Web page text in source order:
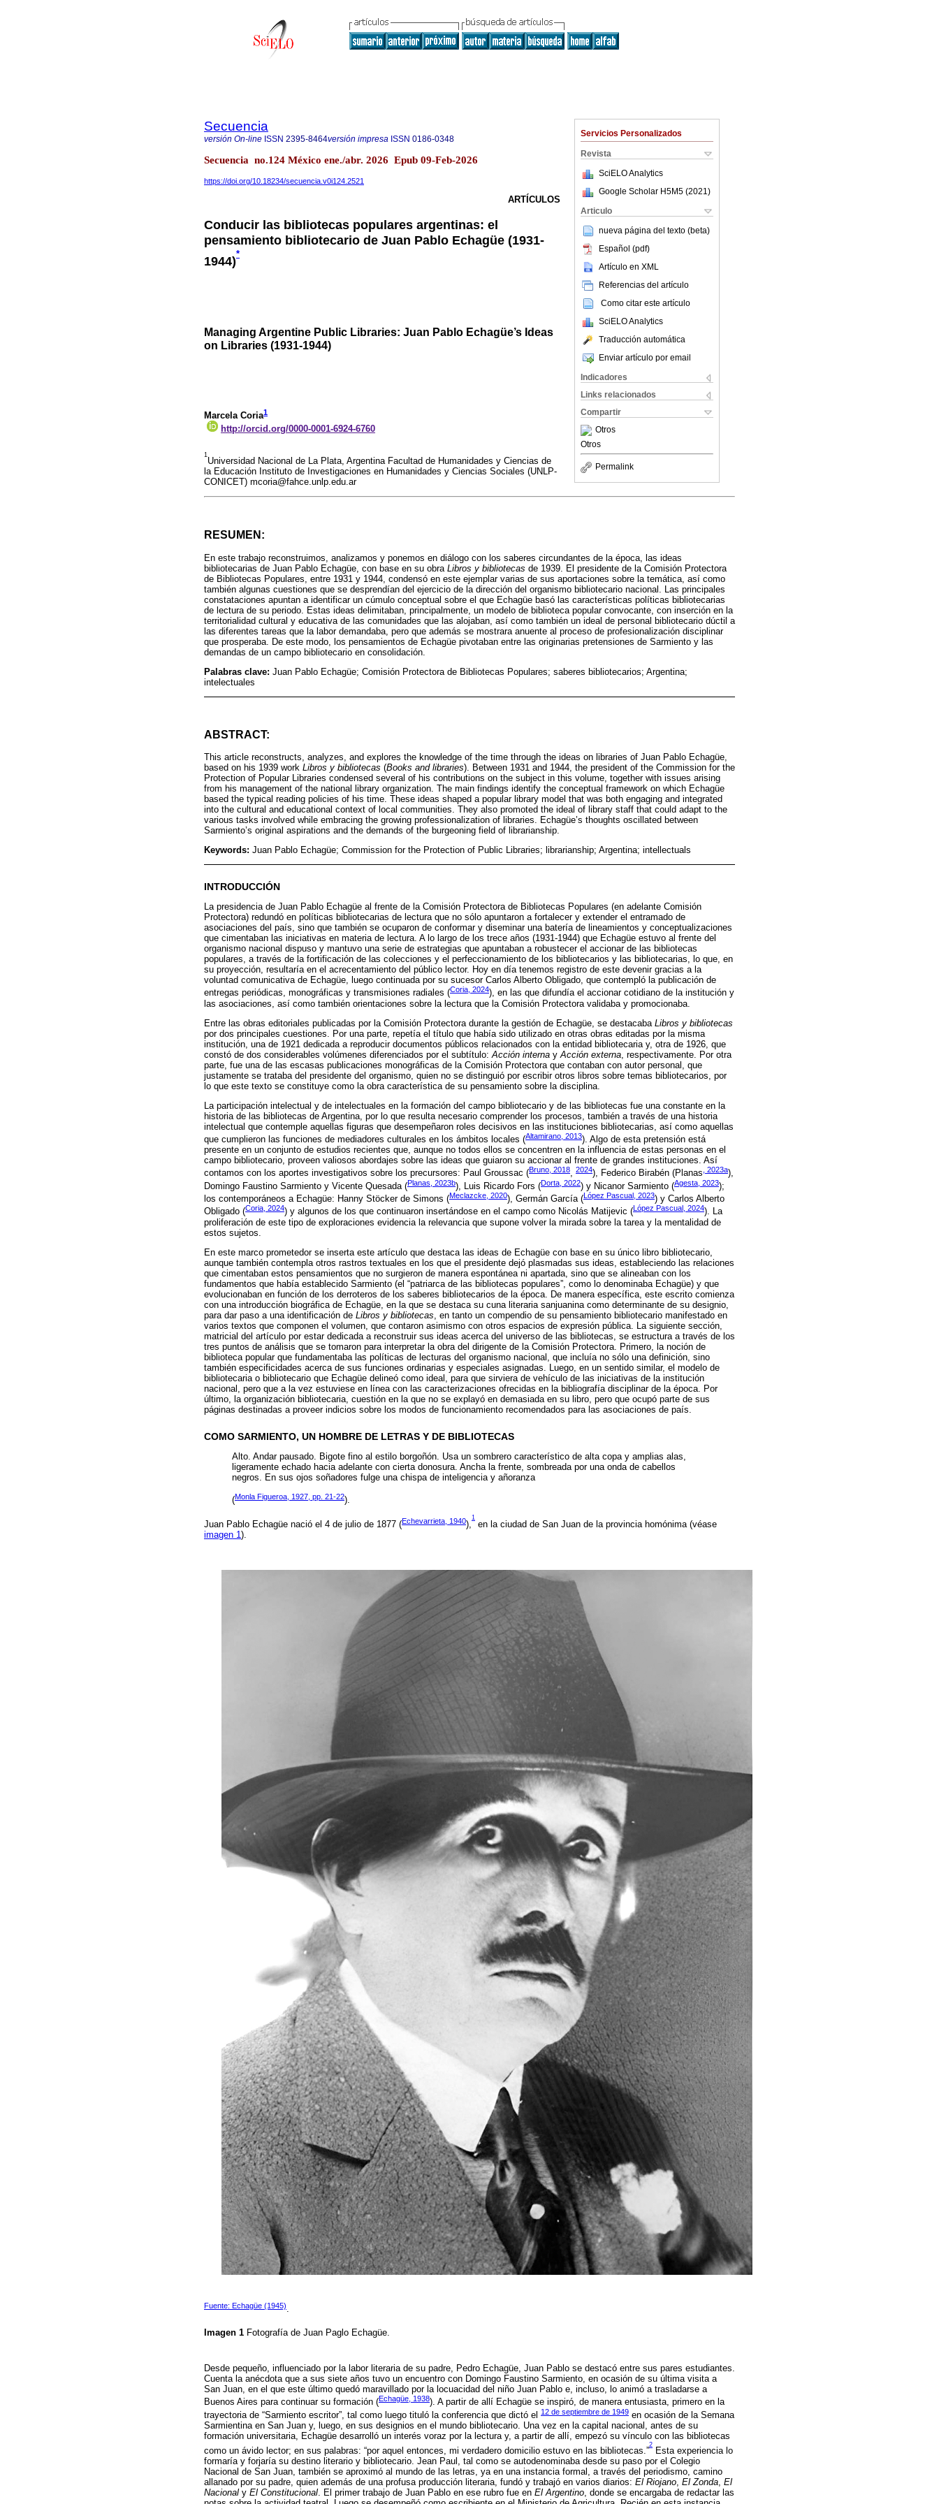
Servicios Personalizados
Revista
SciELO Analytics
Google Scholar H5M5 (2021 )
Articulo
nueva página del texto (beta)
Español (pdf)
Artículo en XML
Referencias del artículo
Como citar este artículo
SciELO Analytics
Traducción automática
Enviar artículo por email
Indicadores
Links relacionados
Compartir
Otros
Otros
Permalink
Secuencia
versión On-line ISSN 2395-8464versión impresa ISSN 0186-0348
Secuencia no.124 México ene./abr. 2026 Epub 09-Feb-2026
https://doi.org/10.18234/secuencia.v0i124.2521
ARTÍCULOS
Conducir las bibliotecas populares argentinas: el
pensamiento bibliotecario de Juan Pablo Echagüe (1931-
1944)
*
Managing Argentine Public Libraries: Juan Pablo Echagüe’s Ideas
on Libraries (1931-1944)
Marcela Coria1
http://orcid.org/0000-0001-6924-6760
1
Universidad Nacional de La Plata, Argentina Facultad de Humanidades y Ciencias de
la Educación Instituto de Investigaciones en Humanidades y Ciencias Sociales (UNLP-
CONICET) mcoria@fahce.unlp.edu.ar
RESUMEN:
En este trabajo reconstruimos, analizamos y ponemos en diálogo con los saberes circundantes de la época, las ideas
bibliotecarias de Juan Pablo Echagüe, con base en su obra Libros y bibliotecas de 1939. El presidente de la Comisión Protectora
de Bibliotecas Populares, entre 1931 y 1944, condensó en este ejemplar varias de sus aportaciones sobre la temática, así como
también algunas cuestiones que se desprendían del ejercicio de la dirección del organismo bibliotecario nacional. Las principales
constataciones apuntan a identificar un cúmulo conceptual sobre el que Echagüe basó las características políticas bibliotecarias
de lectura de su periodo. Estas ideas delimitaban, principalmente, un modelo de biblioteca popular convocante, con inserción en la
territorialidad cultural y educativa de las comunidades que las alojaban, así como también un ideal de personal bibliotecario dúctil a
las diferentes tareas que la labor demandaba, pero que además se mostrara anuente al proceso de profesionalización disciplinar
que prosperaba. De este modo, los pensamientos de Echagüe pivotaban entre las originarias pretensiones de Sarmiento y las
demandas de un campo bibliotecario en consolidación.
Palabras clave: Juan Pablo Echagüe; Comisión Protectora de Bibliotecas Populares; saberes bibliotecarios; Argentina;
intelectuales
ABSTRACT:
This article reconstructs, analyzes, and explores the knowledge of the time through the ideas on libraries of Juan Pablo Echagüe,
based on his 1939 work Libros y bibliotecas (Books and libraries). Between 1931 and 1944, the president of the Commission for the
Protection of Popular Libraries condensed several of his contributions on the subject in this volume, together with issues arising
from his management of the national library organization. The main findings identify the conceptual framework on which Echagüe
based the typical reading policies of his time. These ideas shaped a popular library model that was both engaging and integrated
into the cultural and educational context of local communities. They also promoted the ideal of library staff that could adapt to the
various tasks involved while embracing the growing professionalization of libraries. Echagüe’s thoughts oscillated between
Sarmiento’s original aspirations and the demands of the burgeoning field of librarianship.
Keywords: Juan Pablo Echagüe; Commission for the Protection of Public Libraries; librarianship; Argentina; intellectuals
INTRODUCCIÓN
La presidencia de Juan Pablo Echagüe al frente de la Comisión Protectora de Bibliotecas Populares (en adelante Comisión
Protectora) redundó en políticas bibliotecarias de lectura que no sólo apuntaron a fortalecer y extender el entramado de
asociaciones del país, sino que también se ocuparon de conformar y diseminar una batería de lineamientos y conceptualizaciones
que cimentaban las iniciativas en materia de lectura. A lo largo de los trece años (1931-1944) que Echagüe estuvo al frente del
organismo nacional dispuso y mantuvo una serie de estrategias que apuntaban a robustecer el accionar de las bibliotecas
populares, a través de la fortificación de las colecciones y el perfeccionamiento de los bibliotecarios y las bibliotecarias, lo que, en
su proyección, resultaría en el acrecentamiento del público lector. Hoy en día tenemos registro de este devenir gracias a la
voluntad comunicativa de Echagüe, luego continuada por su sucesor Carlos Alberto Obligado, que contempló la publicación de
entregas periódicas, monográficas y transmisiones radiales (Coria, 2024), en las que difundía el accionar cotidiano de la institución y
las asociaciones, así como también orientaciones sobre la lectura que la Comisión Protectora validaba y promocionaba.
Entre las obras editoriales publicadas por la Comisión Protectora durante la gestión de Echagüe, se destacaba Libros y bibliotecas
por dos principales cuestiones. Por una parte, repetía el título que había sido utilizado en otras obras editadas por la misma
institución, una de 1921 dedicada a reproducir documentos públicos relacionados con la entidad bibliotecaria y, otra de 1926, que
constó de dos considerables volúmenes diferenciados por el subtítulo: Acción interna y Acción externa , respectivamente. Por otra
parte, fue una de las escasas publicaciones monográficas de la Comisión Protectora que contaban con autor personal, que
justamente se trataba del presidente del organismo, quien no se distinguió por escribir otros libros sobre temas bibliotecarios, por
lo que este texto se constituye como la obra característica de su pensamiento sobre la disciplina.
La participación intelectual y de intelectuales en la formación del campo bibliotecario y de las bibliotecas fue una constante en la
historia de las bibliotecas de Argentina, por lo que resulta necesario comprender los procesos, también a través de una historia
intelectual que contemple aquellas figuras que desempeñaron roles decisivos en las instituciones bibliotecarias, así como aquellas
que cumplieron las funciones de mediadores culturales en los ámbitos locales (Altamirano, 2013). Algo de esta pretensión está
presente en un conjunto de estudios recientes que, aunque no todos ellos se concentren en la influencia de estas personas en el
campo bibliotecario, proveen valiosos abordajes sobre las ideas que guiaron su accionar al frente de grandes instituciones. Así
contamos con los aportes investigativos sobre los precursores: Paul Groussac (Bruno, 2018, 2024), Federico Birabén (Planas , 2023a),
Domingo Faustino Sarmiento y Vicente Quesada (Planas, 2023b), Luis Ricardo Fors (Dorta, 2022) y Nicanor Sarmiento (Agesta, 2023);
los contemporáneos a Echagüe: Hanny Stöcker de Simons (Meclazcke, 2020), Germán García (López Pascual, 2023) y Carlos Alberto
Obligado (Coria, 2024) y algunos de los que continuaron insertándose en el campo como Nicolás Matijevic (López Pascual, 2024). La
proliferación de este tipo de exploraciones evidencia la relevancia que supone volver la mirada sobre la tarea y la mentalidad de
estos sujetos.
En este marco prometedor se inserta este artículo que destaca las ideas de Echagüe con base en su único libro bibliotecario,
aunque también contempla otros rastros textuales en los que el presidente dejó plasmadas sus ideas, estableciendo las relaciones
que cimentaban estos pensamientos que no surgieron de manera espontánea ni apartada, sino que se alineaban con los
fundamentos que había establecido Sarmiento (el “patriarca de las bibliotecas populares”, como lo denominaba Echagüe) y que
evolucionaban en función de los derroteros de los saberes bibliotecarios de la época. De manera específica, este escrito comienza
con una introducción biográfica de Echagüe, en la que se destaca su cuna literaria sanjuanina como determinante de su designio,
para dar paso a una identificación de Libros y bibliotecas, en tanto un compendio de su pensamiento bibliotecario manifestado en
varios textos que componen el volumen, que contaron asimismo con otros espacios de expresión pública. La siguiente sección,
matricial del artículo por estar dedicada a reconstruir sus ideas acerca del universo de las bibliotecas, se estructura a través de los
tres puntos de análisis que se tomaron para interpretar la obra del dirigente de la Comisión Protectora. Primero, la noción de
biblioteca popular que fundamentaba las políticas de lecturas del organismo nacional, que incluía no sólo una definición, sino
también especificidades acerca de sus funciones ordinarias y especiales asignadas. Luego, en un sentido similar, el modelo de
bibliotecaria o bibliotecario que Echagüe delineó como ideal, para que sirviera de vehículo de las iniciativas de la institución
nacional, pero que a la vez estuviese en línea con las caracterizaciones ofrecidas en la bibliografía disciplinar de la época. Por
último, la organización bibliotecaria, cuestión en la que no se explayó en demasiada en su libro, pero que ocupó parte de sus
páginas destinadas a proveer indicios sobre los modos de funcionamiento recomendados para las asociaciones de país.
COMO SARMIENTO, UN HOMBRE DE LETRAS Y DE BIBLIOTECAS
Alto. Andar pausado. Bigote fino al estilo borgoñón. Usa un sombrero característico de alta copa y amplias alas,
ligeramente echado hacia adelante con cierta donosura. Ancha la frente, sombreada por una onda de cabellos
negros. En sus ojos soñadores fulge una chispa de inteligencia y añoranza
(Monla Figueroa, 1927, pp. 21-22).
Juan Pablo Echagüe nació el 4 de julio de 1877 (Echevarrieta, 1940),
1
en la ciudad de San Juan de la provincia homónima (véase
imagen 1 ).
Fuente: Echagüe (1945).
Imagen 1 Fotografía de Juan Paglo Echagüe.
Desde pequeño, influenciado por la labor literaria de su padre, Pedro Echagüe, Juan Pablo se destacó entre sus pares estudiantes.
Cuenta la anécdota que a sus siete años tuvo un encuentro con Domingo Faustino Sarmiento, en ocasión de su última visita a
San Juan, en el que este último quedó maravillado por la locuacidad del niño Juan Pablo e, incluso, lo animó a trasladarse a
Buenos Aires para continuar su formación (Echagüe, 1938). A partir de allí Echagüe se inspiró, de manera entusiasta, primero en la
trayectoria de “Sarmiento escritor”, tal como luego tituló la conferencia que dictó el
12 de septiembre de 1949 en ocasión de la Semana
Sarmientina en San Juan y, luego, en sus designios en el mundo bibliotecario. Una vez en la capital nacional, antes de su
formación universitaria, Echagüe desarrolló un interés voraz por la lectura y, a partir de allí, empezó su vínculo con las bibliotecas
como un ávido lector; en sus palabras: “por aquel entonces, mi verdadero domicilio estuvo en las bibliotecas.”
2
Esta experiencia lo
formaría y forjaría su destino literario y bibliotecario. Jean Paul, tal como se autodenominaba desde su paso por el Colegio
Nacional de San Juan, también se aproximó al mundo de las letras, ya en una instancia formal, a través del periodismo, camino
allanado por su padre, quien además de una profusa producción literaria, fundó y trabajó en varios diarios: El Riojano, El Zonda, El
Nacional y El Constitucional. El primer trabajo de Juan Pablo en ese rubro fue en El Argentino, donde se encargaba de redactar las